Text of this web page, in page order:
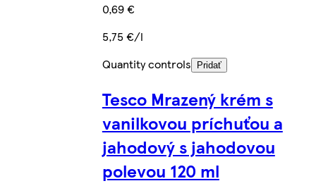
0,69 €
5,75 €/l
Quantity controls
Pridať
Tesco Mrazený krém s
vanilkovou príchuťou a
jahodový s jahodovou
polevou 120 ml